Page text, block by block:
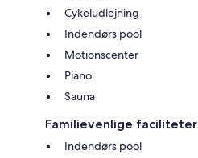
Cykeludlejning
Indendørs pool
Motionscenter
Piano
Sauna
Familievenlige faciliteter
Indendørs pool